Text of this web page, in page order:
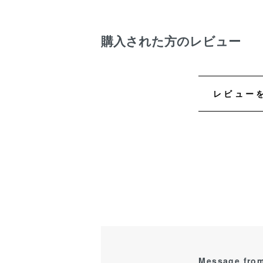
購入された方のレビュー
レビュー
Message